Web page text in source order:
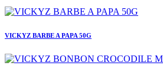
VICKYZ BARBE A PAPA 50G